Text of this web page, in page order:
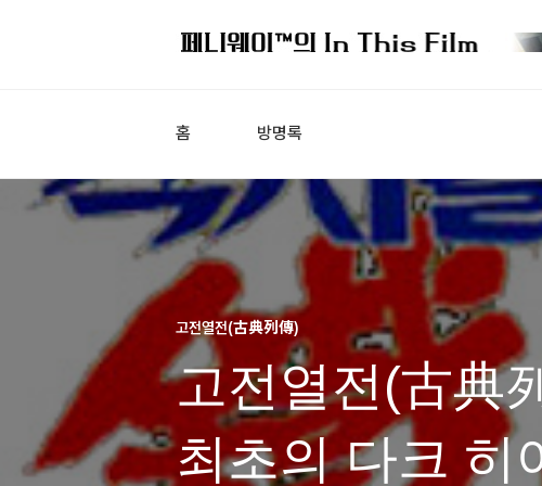
홈 방명록
고전열전(古典列傳)
고전열전(古典
최초의 다크 히